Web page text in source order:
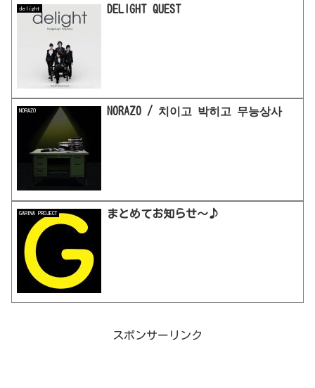
delight DELIGHT QUEST
NORAZO NORAZO / 치이고 박히고 무능상사
GARINA PROJECT まとめてお知らせ〜♪
スポンサーリンク